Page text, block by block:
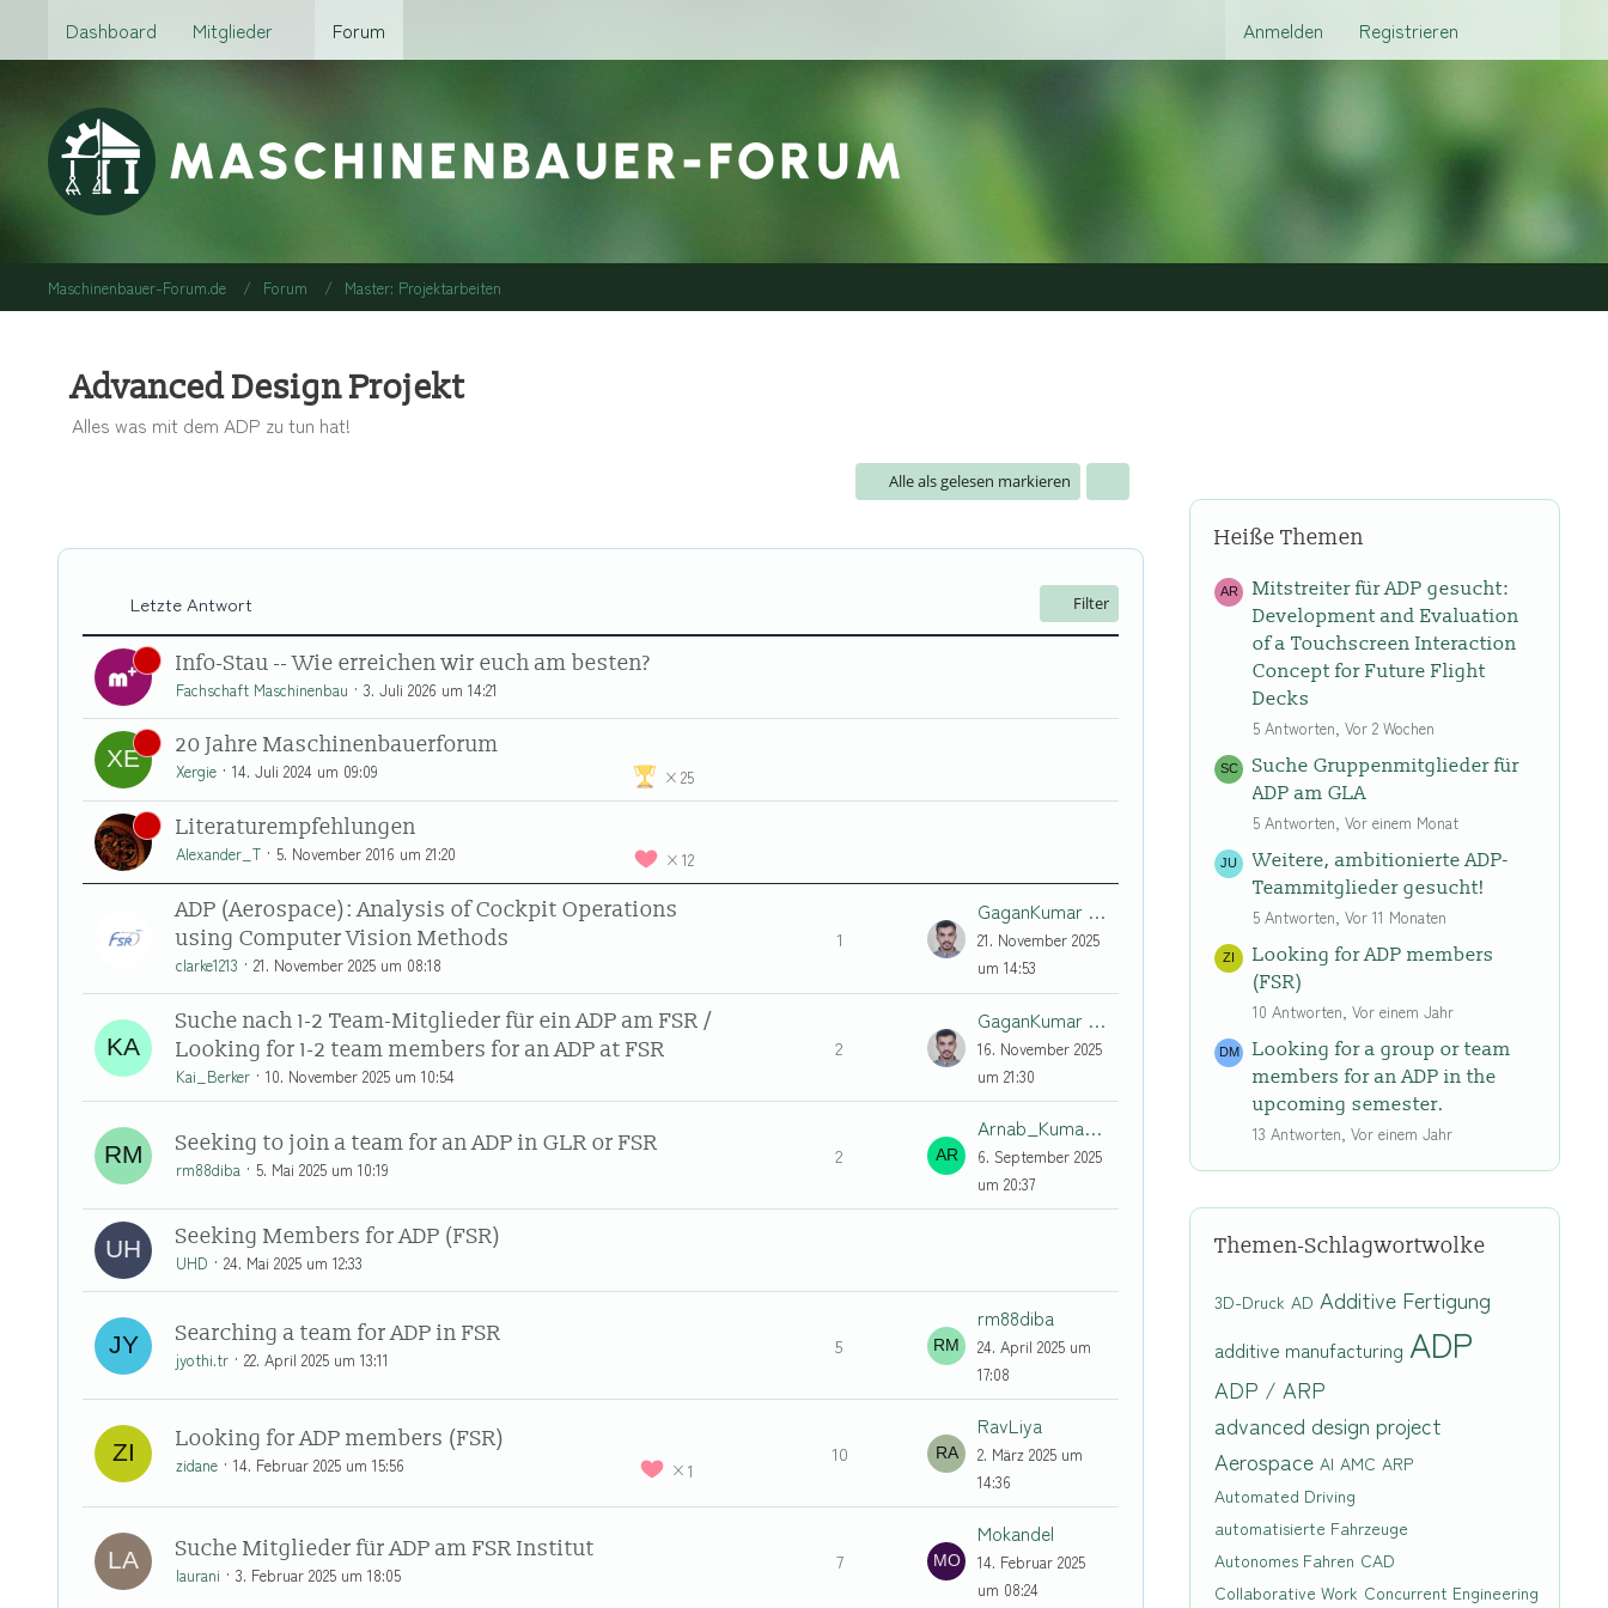
Dashboard Mitglieder Forum Anmelden Registrieren
Maschinenbauer-Forum.de Forum Master: Projektarbeiten
Advanced Design Projekt
Alles was mit dem ADP zu tun hat!
Alle als gelesen markieren
Letzte Antwort Filter
Info-Stau -- Wie erreichen wir euch am besten?
Fachschaft Maschinenbau 3. Juli 2026 um 14:21
20 Jahre Maschinenbauerforum
25
Xergie 14. Juli 2024 um 09:09
Literaturempfehlungen
12
Alexander_T 5. November 2016 um 21:20
ADP (Aerospace): Analysis of Cockpit Operations
using Computer Vision Methods
clarke1213 21. November 2025 um 08:18
1
GaganKumar N K
21. November 2025
um 14:53
Suche nach 1-2 Team-Mitglieder für ein ADP am FSR /
Looking for 1-2 team members for an ADP at FSR
Kai_Berker 10. November 2025 um 10:54
2
GaganKumar N K
16. November 2025
um 21:30
Seeking to join a team for an ADP in GLR or FSR
rm88diba 5. Mai 2025 um 10:19
2
Arnab_Kumar_Kundu
6. September 2025
um 20:37
Seeking Members for ADP (FSR)
UHD 24. Mai 2025 um 12:33
Searching a team for ADP in FSR
jyothi.tr 22. April 2025 um 13:11
5
rm88diba
24. April 2025 um
17:08
Looking for ADP members (FSR)
1
zidane 14. Februar 2025 um 15:56 10
RavLiya
2. März 2025 um
14:36
Suche Mitglieder für ADP am FSR Institut
laurani 3. Februar 2025 um 18:05
7
Mokandel
14. Februar 2025
um 08:24
Heiße Themen
Mitstreiter für ADP gesucht:
Development and Evaluation
of a Touchscreen Interaction
Concept for Future Flight
Decks
5 Antworten, Vor 2 Wochen
Suche Gruppenmitglieder für
ADP am GLA
5 Antworten, Vor einem Monat
Weitere, ambitionierte ADP-
Teammitglieder gesucht!
5 Antworten, Vor 11 Monaten
Looking for ADP members
(FSR)
10 Antworten, Vor einem Jahr
Looking for a group or team
members for an ADP in the
upcoming semester.
13 Antworten, Vor einem Jahr
Themen-Schlagwortwolke
3D-Druck AD Additive Fertigung
additive manufacturing ADP
ADP / ARP
advanced design project
Aerospace AI AMC ARP
Automated Driving
automatisierte Fahrzeuge
Autonomes Fahren CAD
Collaborative Work Concurrent Engineering